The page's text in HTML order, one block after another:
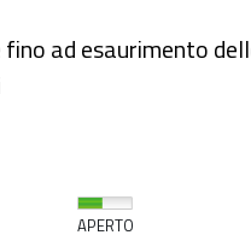
fino ad esaurimento
APERTO